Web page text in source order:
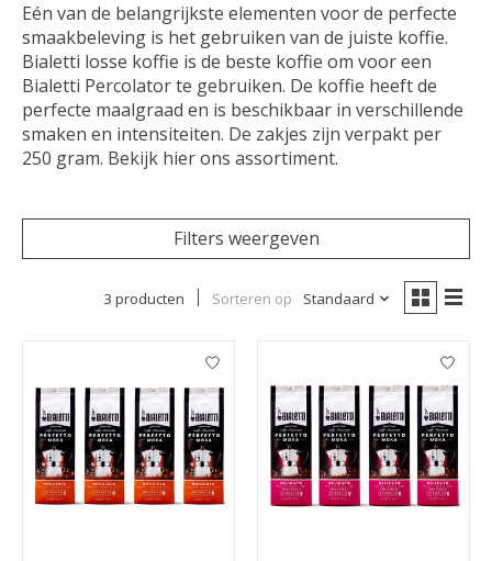
Eén van de belangrijkste elementen voor de perfecte
smaakbeleving is het gebruiken van de juiste koffie.
Bialetti losse koffie is de beste koffie om voor een
Bialetti Percolator te gebruiken. De koffie heeft de
perfecte maalgraad en is beschikbaar in verschillende
smaken en intensiteiten. De zakjes zijn verpakt per
250 gram. Bekijk hier ons assortiment.
Filters weergeven
3 producten Sorteren op Standaard